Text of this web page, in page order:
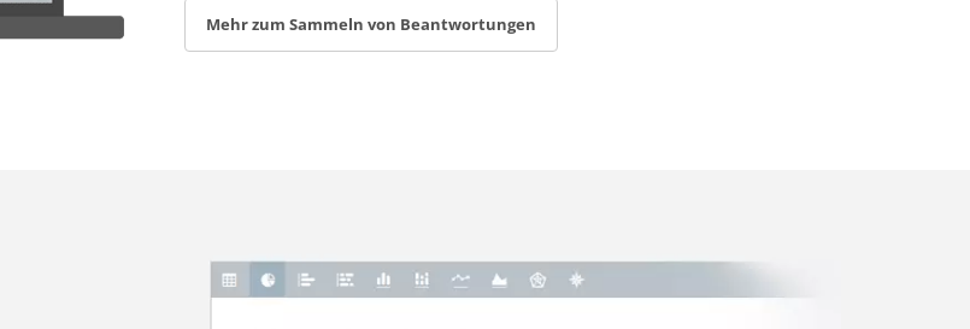
Mehr zum Sammeln von Beantwortungen